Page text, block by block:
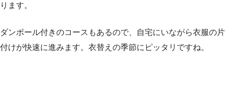
ります。
ダンボール付きのコースもあるので、自宅にいながら衣服の片
付けが快速に進みます。衣替えの季節にピッタリですね。